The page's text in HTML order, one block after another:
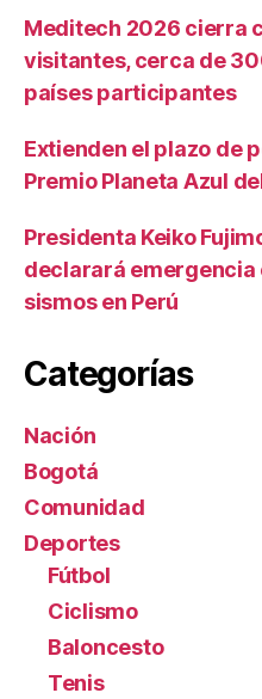
Meditech 2026 cierra
visitantes, cerca de
países participantes
Extienden el plazo de
Premio Planeta Azul
Presidenta Keiko
declarará
sismos en Perú
Categorías
Nación
Bogotá
Comunidad
Deportes
Fútbol
Ciclismo
Baloncesto
Tenis